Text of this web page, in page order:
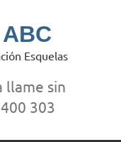
Esquelas
llame sin
303